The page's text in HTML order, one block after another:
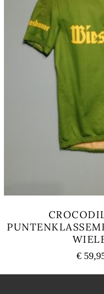
€